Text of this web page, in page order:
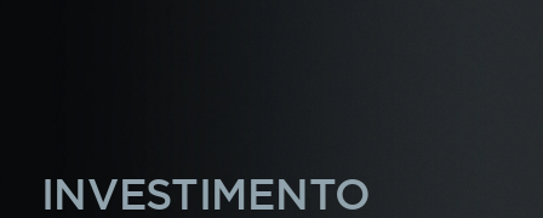
INVESTIMENTO